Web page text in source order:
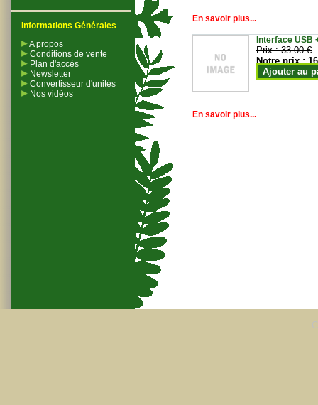
Informations Générales
A propos
Conditions de vente
Plan d'accès
Newsletter
Convertisseur d'unités
Nos vidéos
En savoir plus...
Interface USB
Prix :33.00 €
Notre prix :
Ajouter au
En savoir plus...